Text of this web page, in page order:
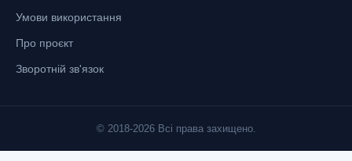
Умови використання
Про проєкт
Зворотній зв'язок
© 2018-2026 Всі права захищено.